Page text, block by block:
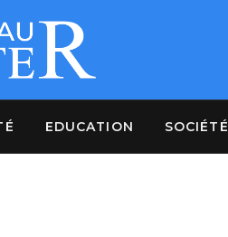
EDUCATION SOCIÉTÉ